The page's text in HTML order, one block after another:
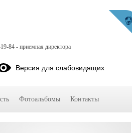
84 - приемная директора
Версия для слабовидящих
Фотоальбомы Контакты